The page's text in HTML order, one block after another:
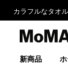
カラフルなタオ
新商品